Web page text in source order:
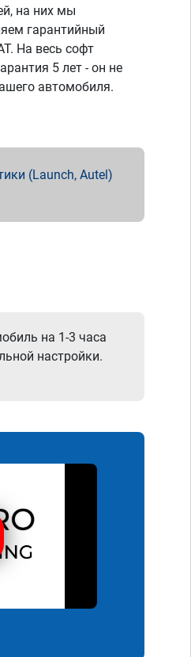
на них мы
гарантийный
На весь софт
5 лет - он не
автомобиля.
(Launch, Autel)
на 1-3 часа
настройки.